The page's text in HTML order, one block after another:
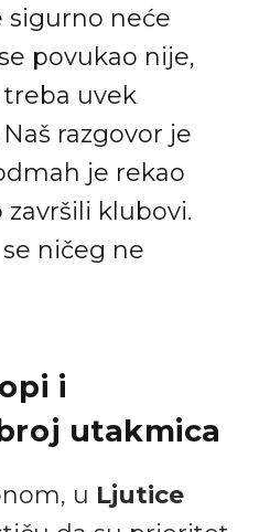
sigurno neće
povukao nije,
uvek
razgovor je
je rekao
završili klubovi.
ničeg ne
i
utakmica
u Ljutice